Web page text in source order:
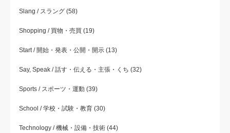
Slang / スラング (58)
Shopping / 買物・売買 (19)
Start / 開始・発表・公開・開示 (13)
Say, Speak / 話す・伝える・主張・くち (32)
Sports / スポーツ・運動 (39)
School / 学校・試験・教育 (30)
Technology / 機械・設備・技術 (44)